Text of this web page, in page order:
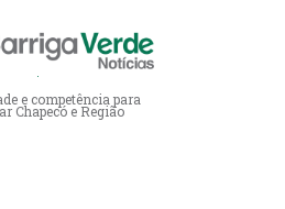
Barriga Verde Notícias
e competência para
Chapecó e Região